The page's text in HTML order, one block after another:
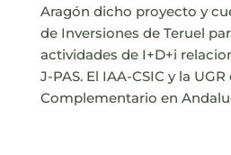
Aragón dicho proyecto y
de Inversiones de Teruel
actividades de I+D+i
J-PAS. El IAA-CSIC y la
Complementario en